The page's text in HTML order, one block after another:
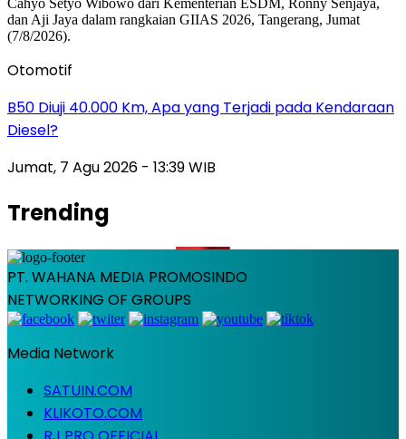
Otomotif
B50 Diuji 40.000 Km, Apa yang Terjadi pada Kendaraan
Diesel?
Jumat, 7 Agu 2026 - 13:39 WIB
Trending
PT. WAHANA MEDIA PROMOSINDO
NETWORKING OF GROUPS
Media Network
SATUIN.COM
KLIKOTO.COM